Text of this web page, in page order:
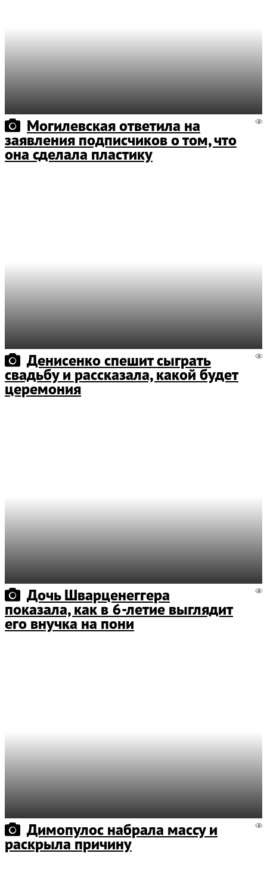
Могилевская ответила на
заявления подписчиков о том, что
она сделала пластику
Денисенко спешит сыграть
свадьбу и рассказала, какой будет
церемония
Дочь Шварценеггера
показала, как в 6-летие выглядит
его внучка на пони
Димопулос набрала массу и
раскрыла причину